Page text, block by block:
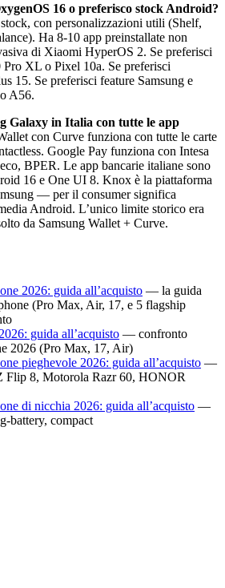
16 o preferisco stock Android?
con personalizzazioni utili (Shelf,
Ha 8-10 app preinstallate non
di Xiaomi HyperOS 2. Se preferisci
XL o Pixel 10a. Se preferisci
15. Se preferisci feature Samsung e
A56.
Galaxy in Italia con tutte le app
con Curve funziona con tutte le carte
Google Pay funziona con Intesa
BPER. Le app bancarie italiane sono
16 e One UI 8. Knox è la piattaforma
— per il consumer significa
Android. L’unico limite storico era
da Samsung Wallet + Curve.
2026: guida all’acquisto — la guida
(Pro Max, Air, 17, e 5 flagship
guida all’acquisto — confronto
2026 (Pro Max, 17, Air)
pieghevole 2026: guida all’acquisto —
Flip 8, Motorola Razr 60, HONOR
di nicchia 2026: guida all’acquisto —
battery, compact